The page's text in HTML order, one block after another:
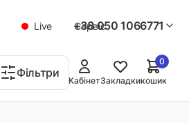
Live Сервіс
+38 050 1066771
Фільтри
КабінетЗакладкикошик
0